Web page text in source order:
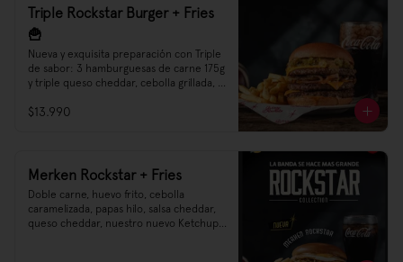
Triple Rockstar Burger + Fries
🍟
Nueva y exquisita preparación con Triple
de sabor: 3 hamburguesas de carne 175g
y triple queso cheddar, cebolla grillada,
Rockstar.
$13.990
Merken Rockstar + Fries
Doble carne, huevo frito, cebolla
caramelizada, papas hilo, salsa cheddar,
queso cheddar, nuestro nuevo Ketchup